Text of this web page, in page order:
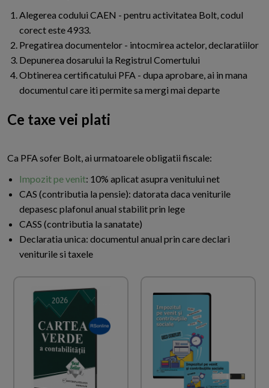
Alegerea codului CAEN - pentru activitatea Bolt, codul
corect este 4933.
Pregatirea documentelor - intocmirea actelor, declaratiilor
Depunerea dosarului la Registrul Comertului
Obtinerea certificatului PFA - dupa aprobare, ai in mana
documentul care iti permite sa mergi mai departe
Ce taxe vei plati
Ca PFA sofer Bolt, ai urmatoarele obligatii fiscale:
Impozit pe venit: 10% aplicat asupra venitului net
CAS (contributia la pensie): datorata daca veniturile
depasesc plafonul anual stabilit prin lege
CASS (contributia la sanatate)
Declaratia unica: documentul anual prin care declari
veniturile si taxele